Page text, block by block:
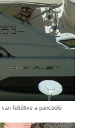
feltöltve a pancsoló